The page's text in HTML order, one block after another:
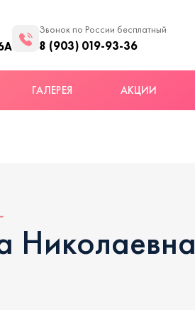
Звонок по России бесплатный
8 (903) 019-93-36
ГАЛЕРЕЯ АКЦИИ
Николаевна